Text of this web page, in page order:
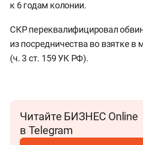
к 6 годам колонии.
СКР переквалифицировал
из посредничества во взятке в
(ч. 3 ст. 159 УК РФ).
Читайте БИЗНЕС Online
в Telegram